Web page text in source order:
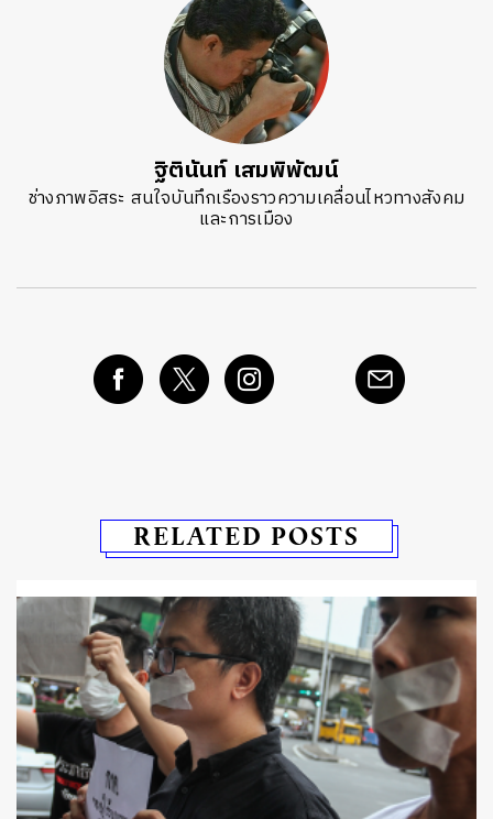
ฐิตินันท์ เสมพิพัฒน์
ช่างภาพอิสระ สนใจบันทึกเรืองราวความเคลื่อนไหวทางสังคม
และการเมือง
RELATED POSTS